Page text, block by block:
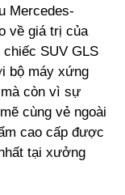
Mercedes-
về giá trị của
SUV GLS
bộ máy xứng
còn vì sự
cùng vẻ ngoài
cao cấp được
tại xưởng